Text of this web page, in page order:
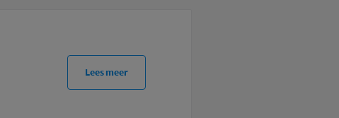
Lees meer